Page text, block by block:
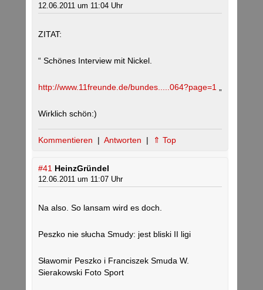
12.06.2011 um 11:04 Uhr
ZITAT:
“ Schönes Interview mit Nickel.
http://www.11freunde.de/bundes.....064?page=1
Wirklich schön:)
Kommentieren | Antworten | ⇑ Top
#41 HeinzGründel
12.06.2011 um 11:07 Uhr
Na also. So lansam wird es doch.
Peszko nie słucha Smudy: jest bliski II ligi
Sławomir Peszko i Franciszek Smuda W.
Sierakowski Foto Sport